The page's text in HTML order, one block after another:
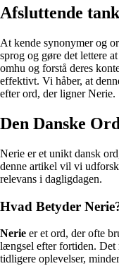
Afsluttende
At kende synonymer og
sprog og gøre det lettere
omhu og forstå deres
effektivt. Vi håber, at
efter ord, der ligner Nerie.
Den Danske
Nerie er et unikt dansk
denne artikel vil vi
relevans i dagligdagen.
Hvad Betyder
Nerie er et ord, der ofte
længsel efter fortiden. Det
tidligere oplevelser,